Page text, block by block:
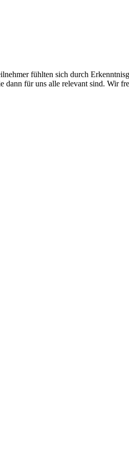
fühlten sich durch
für uns alle relevant sind. Wir